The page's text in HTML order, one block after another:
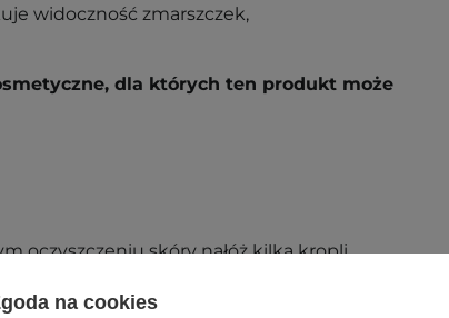
widoczność zmarszczek,
dla których ten produkt może
oczyszczeniu skóry nałóż kilka kropli
Stosuj przed kremami/ olejami.
na cookies